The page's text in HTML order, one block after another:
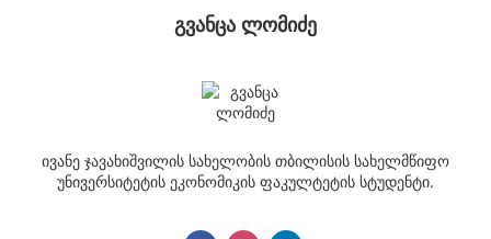
გვანცა ლომიძე
ივანე ჯავახიშვილის სახელობის თბილისის სახელმწიფო
უნივერსიტეტის ეკონომიკის ფაკულტეტის სტუდენტი.